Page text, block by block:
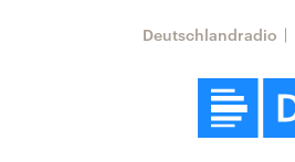
Deutschlandradio